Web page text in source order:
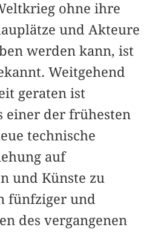
ohne ihre
und Akteure
werden kann, ist
Weitgehend
geraten ist
einer der frühesten
technische
auf
und Künste zu
fünfziger und
des vergangenen